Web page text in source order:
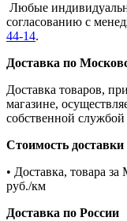
Любые
согласованию с
44-14.
Доставка по
Доставка товаров,
магазине,
собственной
Стоимость
• Доставка, товара
руб./км
Доставка по России